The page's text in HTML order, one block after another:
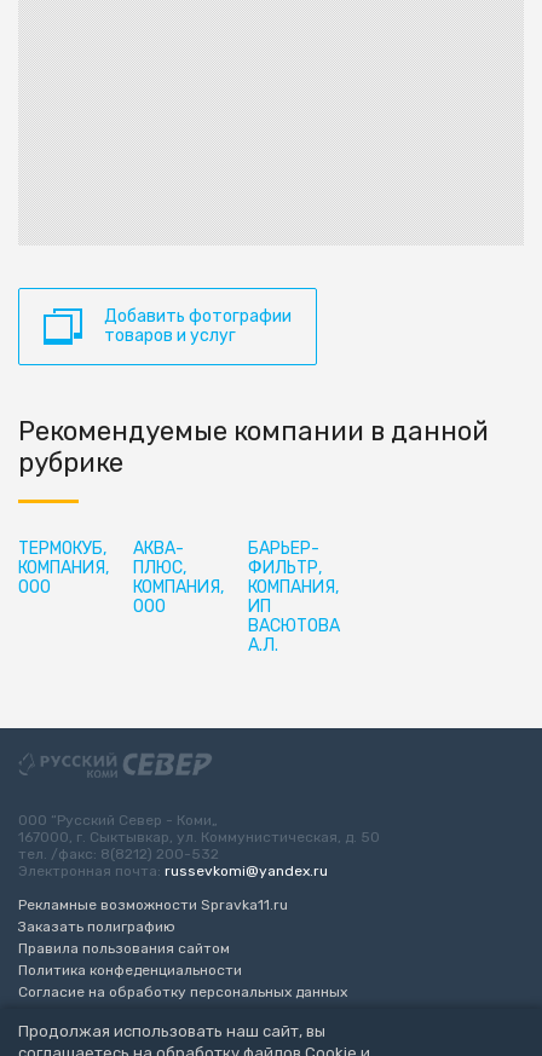
Добавить фотографии
товаров и услуг
Рекомендуемые компании в данной
рубрике
ТЕРМОКУБ,
КОМПАНИЯ,
ООО
АКВА-
ПЛЮС,
КОМПАНИЯ,
ООО
БАРЬЕР-
ФИЛЬТР,
КОМПАНИЯ,
ИП
ВАСЮТОВА
А.Л.
Продолжая использовать наш сайт, вы
ООО “Русский Север - Коми„
167000, г. Сыктывкар, ул. Коммунистическая, д. 50
тел. /факс: 8(8212) 200-532
Электронная почта: russevkomi@yandex.ru
Рекламные возможности Spravka11.ru
Заказать полиграфию
Правила пользования сайтом
Политика конфеденциальности
Согласие на обработку персональных данных